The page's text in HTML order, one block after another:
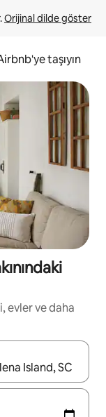
Orijinal dilde göster
taşıyın
evler ve daha
aşağı oklarıyla